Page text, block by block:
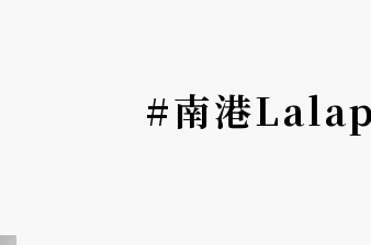
#南港